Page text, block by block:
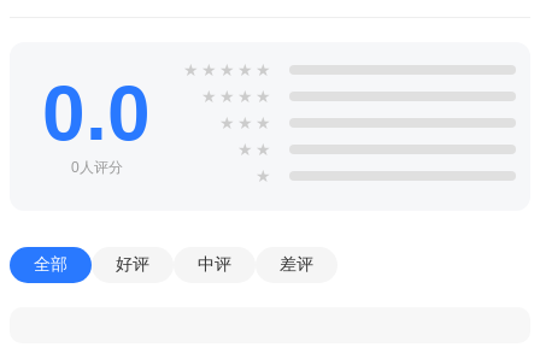
4、全服交友，结识不同的游戏玩家，浪漫的情缘系统，邂逅
心上人，一起闯荡江湖，惩恶扬善岂不快哉？
5、丰富的pvp玩法等你玩，学习绝技武学，高手过招，享受
软件亮点：
0.0
0人评分
★ ★ ★ ★ ★
★ ★ ★ ★
★ ★ ★
★ ★
★
全部 好评 中评 差评